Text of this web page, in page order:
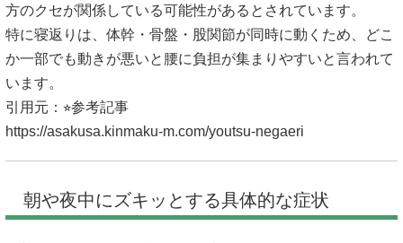
方のクセが関係している可能性があるとされています。
特に寝返りは、体幹・骨盤・股関節が同時に動くため、どこ
か一部でも動きが悪いと腰に負担が集まりやすいと言われて
います。
引用元：⭐︎参考記事
https://asakusa.kinmaku-m.com/youtsu-negaeri
朝や夜中にズキッとする具体的な症状